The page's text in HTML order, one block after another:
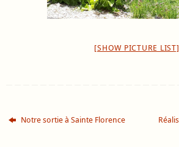
[SHOW PICTURE LIST]
Notre sortie à Sainte Florence